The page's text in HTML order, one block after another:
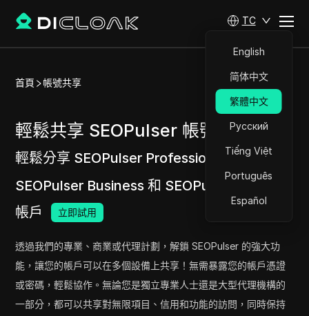
TC
English
简体中文
繁體中文
Русский
Tiếng Việt
Português
Español
首頁 帳號共享
輕鬆共享 SEOPulser 帳號
輕鬆分享 SEOPulser Professional、
SEOPulser Business 和 SEOPulser Agency
帳戶
立即試用
透過我們的專業、商業或代理計劃，解鎖 SEOPulser 的強大功
能，讓您的帳戶可以在多個設備上共享！無需暴露您的帳戶憑證
或密碼，輕鬆協作。無論您是獨立專業人士還是大型代理機構的
一部分，都可以共享對無限項目、信用和功能的訪問，同時保持